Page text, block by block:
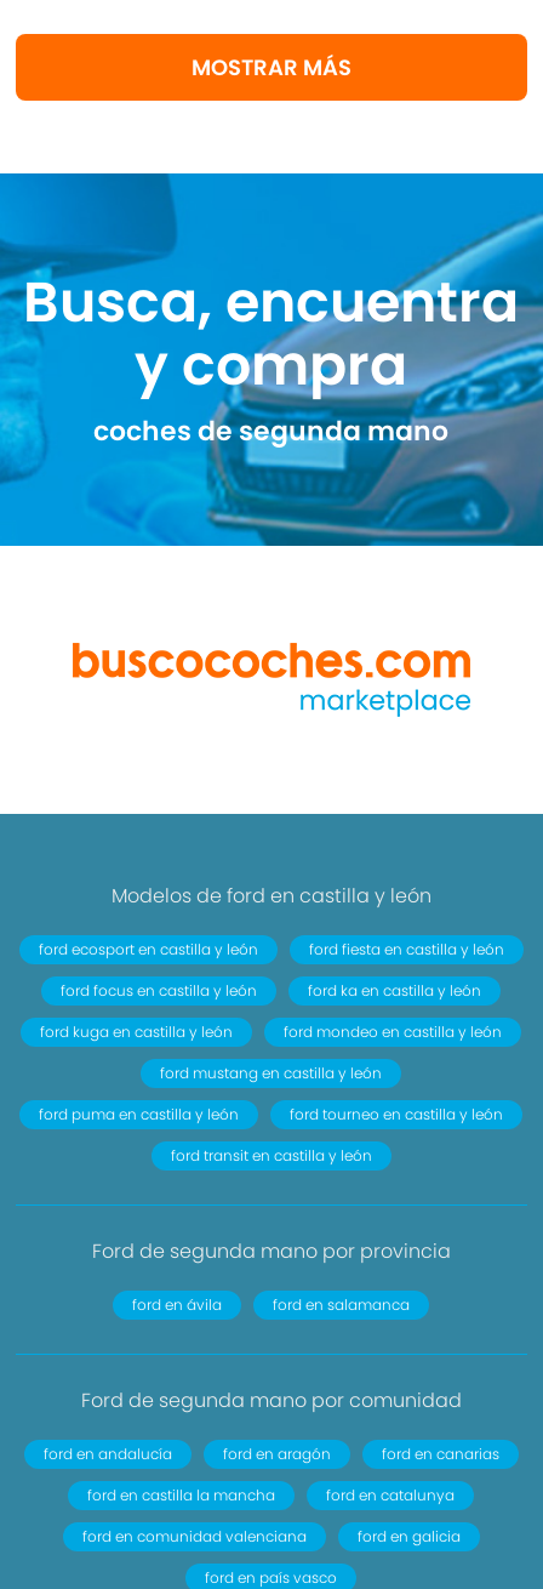
MOSTRAR MÁS
Busca, encuentra
y compra
coches de segunda mano
Modelos de ford en castilla y león
ford ecosport en castilla y león
ford fiesta en castilla y león
ford focus en castilla y león
ford ka en castilla y león
ford kuga en castilla y león
ford mondeo en castilla y león
ford mustang en castilla y león
ford puma en castilla y león
ford tourneo en castilla y león
ford transit en castilla y león
Ford de segunda mano por provincia
ford en ávila ford en salamanca
Ford de segunda mano por comunidad
ford en andalucía ford en aragón
ford en canarias
ford en castilla la mancha
ford en catalunya
ford en comunidad valenciana
ford en galicia
ford en país vasco